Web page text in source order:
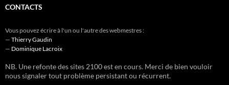
CONTACTS
Vous pouvez écrire à l'un ou l'autre des webmestres :
— Thierry Gaudin
— Dominique Lacroix
NB. Une refonte des sites 2100 est en cours. Merci de bien vouloir
nous signaler tout problème persistant ou récurrent.